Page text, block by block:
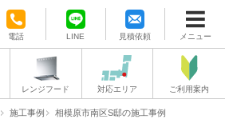
電話 LINE 見積依頼 メニュー
レンジフード 対応エリア ご利用案内
施工事例 相模原市南区S邸の施工事例